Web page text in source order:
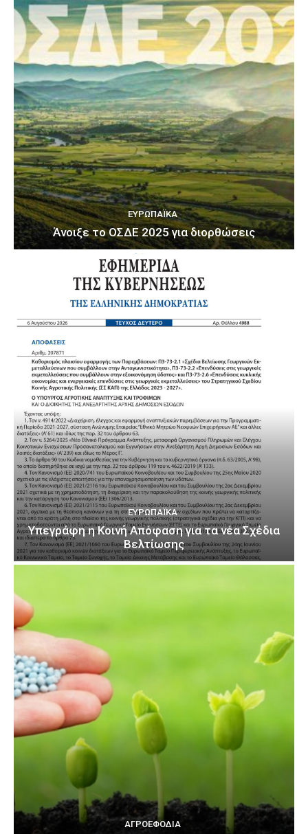
ΕΥΡΩΠΑΪΚΆ
Άνοιξε το ΟΣΔΕ 2025 για διορθώσεις
ΕΥΡΩΠΑΪΚΆ
Υπεγράφη η Κοινή Απόφαση για τα νέα Σχέδια
Βελτίωσης
ΑΓΡΟΕΦΌΔΙΑ